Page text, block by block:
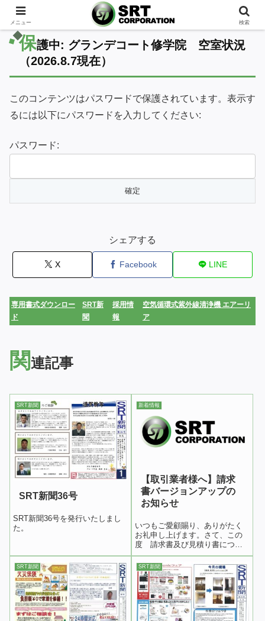
保護中: グランデコート修学院 空室状況
（2026.8.7現在）
このコンテンツはパスワードで保護されています。表示す
るには以下にパスワードを入力してください:
パスワード:
シェアする
X Facebook LINE
専用書式ダウンロー
ド
SRT新
聞
採用情
報
空気循環式紫外線清浄機 エアーリ
ア
関連記事
SRT新聞
SRT新聞36号
SRT新聞36号を発行いたしまし
た。
新着情報
【取引業者様へ】請求
書バージョンアップの
お知らせ
いつもご愛顧賜り、ありがたく
お礼申し上げます。さて、この
度 請求書及び見積り書につい
て専用の書式を改定致します。
また以前より購入して頂いてお
りました弊社専用請求書は大変
申し訳ございませんが、今後お
使いいただけなくなります。誠
に勝手ではござい...
SRT新聞 SRT新聞
メニュー 検索